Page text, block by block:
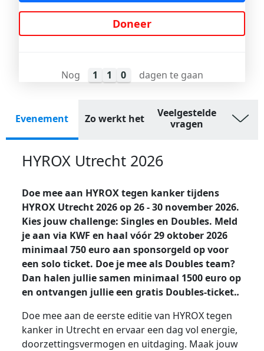
Doneer
Nog 1 1 0 dagen te gaan
Evenement Zo werkt het
Veelgestelde
vragen
HYROX Utrecht 2026
Doe mee aan HYROX tegen kanker tijdens
HYROX Utrecht 2026 op 26 - 30 november 2026.
Kies jouw challenge: Singles en Doubles. Meld
je aan via KWF en haal vóór 29 oktober 2026
minimaal 750 euro aan sponsorgeld op voor
een solo ticket. Doe je mee als Doubles team?
Dan halen jullie samen minimaal 1500 euro op
en ontvangen jullie een gratis Doubles-ticket..
Doe mee aan de eerste editie van HYROX tegen
kanker in Utrecht en ervaar een dag vol energie,
doorzettingsvermogen en uitdaging. Maak jouw